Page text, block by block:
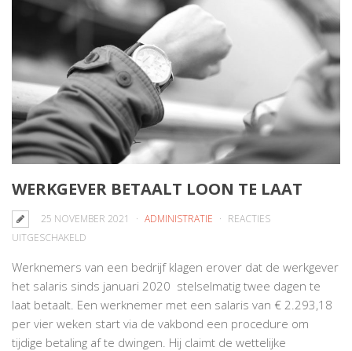
WERKGEVER BETAALT LOON TE LAAT
25 NOVEMBER 2021 ADMINISTRATIE
REACTIES
UITGESCHAKELD
BETAALT
LOON
TE
LAAT
Werknemers van een bedrijf klagen erover dat de werkgever
het salaris sinds januari 2020 stelselmatig twee dagen te
laat betaalt. Een werknemer met een salaris van € 2.293,18
per vier weken start via de vakbond een procedure om
tijdige betaling af te dwingen. Hij claimt de wettelijke